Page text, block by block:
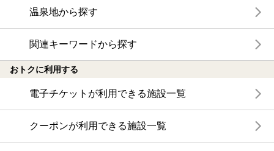
温泉地から探す
関連キーワードから探す
おトクに利用する
電子チケットが利用できる施設一覧
クーポンが利用できる施設一覧